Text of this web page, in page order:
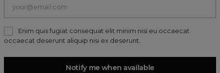
Enim quis fugiat consequat elit minim nisi eu occaecat
occaecat deserunt aliquip nisi ex deserunt.
Notify me when available